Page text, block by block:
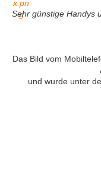
Sehr günstige Handys
Das Bild vom
und wurde unter